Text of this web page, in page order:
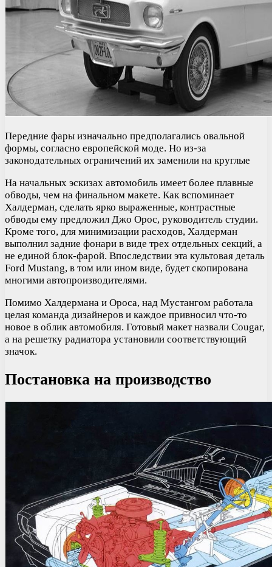
Передние фары изначально предполагались овальной
формы, согласно европейской моде. Но из-за
законодательных ограничений их заменили на круглые
На начальных эскизах автомобиль имеет более плавные
обводы, чем на финальном макете. Как вспоминает
Халдерман, сделать ярко выраженные, контрастные
обводы ему предложил Джо Орос, руководитель студии.
Кроме того, для минимизации расходов, Халдерман
выполнил задние фонари в виде трех отдельных секций, а
не единой блок-фарой. Впоследствии эта культовая деталь
Ford Mustang, в том или ином виде, будет скопирована
многими автопроизводителями.
Помимо Халдермана и Ороса, над Мустангом работала
целая команда дизайнеров и каждое привносил что-то
новое в облик автомобиля. Готовый макет назвали Cougar,
а на решетку радиатора установили соответствующий
значок.
Постановка на производство